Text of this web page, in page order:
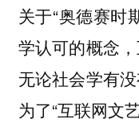
关于“奥德赛时
学认可的概念
无论社会学有
为了“互联网文